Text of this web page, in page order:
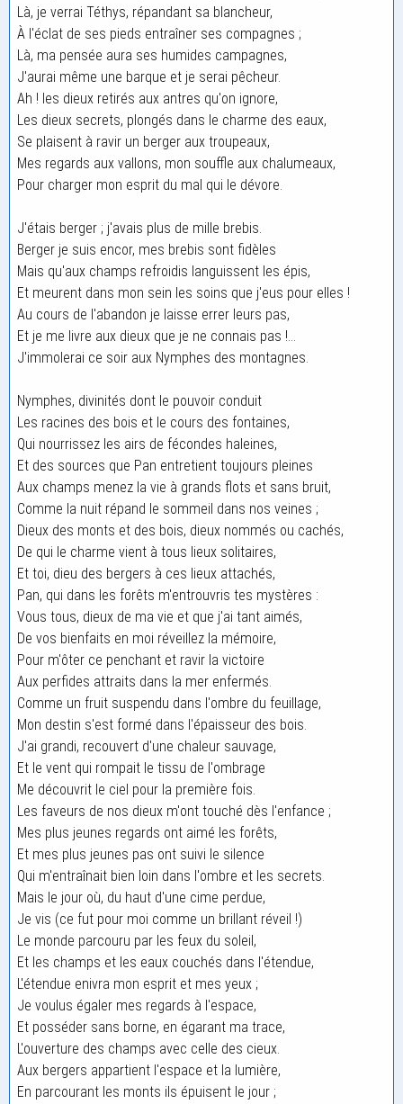
Là, je verrai Téthys, répandant sa blancheur,
À l'éclat de ses pieds entraîner ses compagnes ;
Là, ma pensée aura ses humides campagnes,
J'aurai même une barque et je serai pêcheur.
Ah ! les dieux retirés aux antres qu'on ignore,
Les dieux secrets, plongés dans le charme des eaux,
Se plaisent à ravir un berger aux troupeaux,
Mes regards aux vallons, mon souffle aux chalumeaux,
Pour charger mon esprit du mal qui le dévore.
J'étais berger ; j'avais plus de mille brebis.
Berger je suis encor, mes brebis sont fidèles
Mais qu'aux champs refroidis languissent les épis,
Et meurent dans mon sein les soins que j'eus pour elles !
Au cours de l'abandon je laisse errer leurs pas,
Et je me livre aux dieux que je ne connais pas !...
J'immolerai ce soir aux Nymphes des montagnes.
Nymphes, divinités dont le pouvoir conduit
Les racines des bois et le cours des fontaines,
Qui nourrissez les airs de fécondes haleines,
Et des sources que Pan entretient toujours pleines
Aux champs menez la vie à grands flots et sans bruit,
Comme la nuit répand le sommeil dans nos veines ;
Dieux des monts et des bois, dieux nommés ou cachés,
De qui le charme vient à tous lieux solitaires,
Et toi, dieu des bergers à ces lieux attachés,
Pan, qui dans les forêts m'entrouvris tes mystères :
Vous tous, dieux de ma vie et que j'ai tant aimés,
De vos bienfaits en moi réveillez la mémoire,
Pour m'ôter ce penchant et ravir la victoire
Aux perfides attraits dans la mer enfermés.
Comme un fruit suspendu dans l'ombre du feuillage,
Mon destin s'est formé dans l'épaisseur des bois.
J'ai grandi, recouvert d'une chaleur sauvage,
Et le vent qui rompait le tissu de l'ombrage
Me découvrit le ciel pour la première fois.
Les faveurs de nos dieux m'ont touché dès l'enfance ;
Mes plus jeunes regards ont aimé les forêts,
Et mes plus jeunes pas ont suivi le silence
Qui m'entraînait bien loin dans l'ombre et les secrets.
Mais le jour où, du haut d'une cime perdue,
Je vis (ce fut pour moi comme un brillant réveil !)
Le monde parcouru par les feux du soleil,
Et les champs et les eaux couchés dans l'étendue,
L'étendue enivra mon esprit et mes yeux ;
Je voulus égaler mes regards à l'espace,
Et posséder sans borne, en égarant ma trace,
L'ouverture des champs avec celle des cieux.
Aux bergers appartient l'espace et la lumière,
En parcourant les monts ils épuisent le jour ;